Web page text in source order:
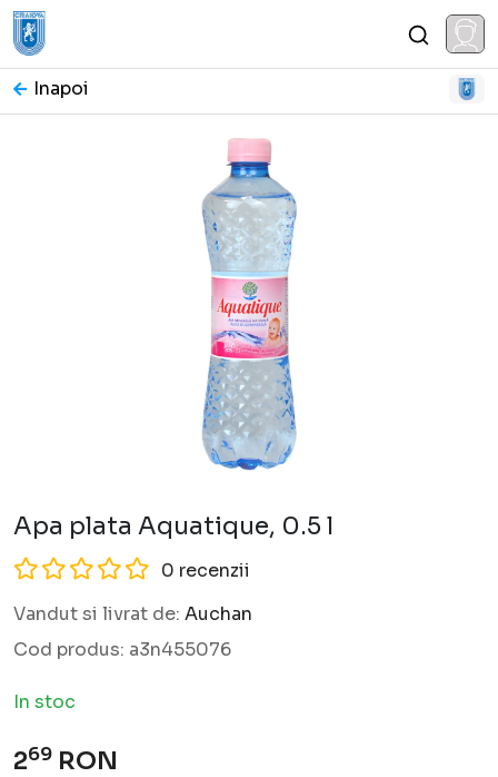
Inapoi
Apa plata Aquatique, 0.5 l
0 recenzii
Vandut si livrat de: Auchan
Cod produs: a3n455076
In stoc
269 RON